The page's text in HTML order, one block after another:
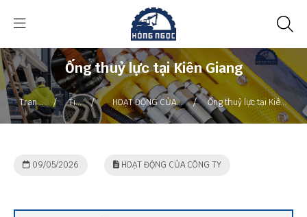
Ống thuỷ lực tại Kiên Giang
Trang / Tin / HOẠT ĐỘNG CỦA / Ống thuỷ lực tại Kiên
09/05/2026 HOẠT ĐỘNG CỦA CÔNG TY